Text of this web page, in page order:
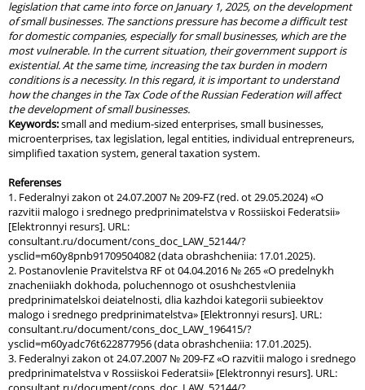
legislation that came into force on January 1, 2025, on the development
of small businesses. The sanctions pressure has become a difficult test
for domestic companies, especially for small businesses, which are the
most vulnerable. In the current situation, their government support is
existential. At the same time, increasing the tax burden in modern
conditions is a necessity. In this regard, it is important to understand
how the changes in the Tax Code of the Russian Federation will affect
the development of small businesses.
Keywords:small and medium-sized enterprises, small businesses,
microenterprises, tax legislation, legal entities, individual entrepreneurs,
simplified taxation system, general taxation system.
Referenses
1. Federalnyi zakon ot 24.07.2007 № 209-FZ (red. ot 29.05.2024) «O
razvitii malogo i srednego predprinimatelstva v Rossiiskoi Federatsii»
[Elektronnyi resurs]. URL:
consultant.ru/document/cons_doc_LAW_52144/?
ysclid=m60y8pnb91709504082 (data obrashcheniia: 17.01.2025).
2. Postanovlenie Pravitelstva RF ot 04.04.2016 № 265 «O predelnykh
znacheniiakh dokhoda, poluchennogo ot osushchestvleniia
predprinimatelskoi deiatelnosti, dlia kazhdoi kategorii subieektov
malogo i srednego predprinimatelstva» [Elektronnyi resurs]. URL:
consultant.ru/document/cons_doc_LAW_196415/?
ysclid=m60yadc76t622877956 (data obrashcheniia: 17.01.2025).
3. Federalnyi zakon ot 24.07.2007 № 209-FZ «O razvitii malogo i srednego
predprinimatelstva v Rossiiskoi Federatsii» [Elektronnyi resurs]. URL: